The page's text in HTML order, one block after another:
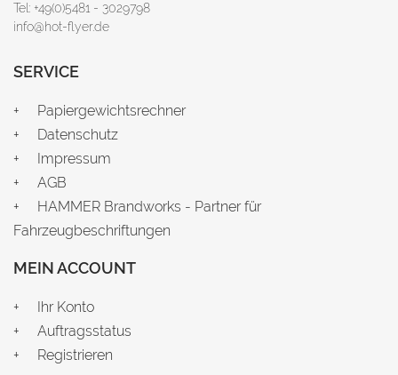
Tel: +49(0)5481 - 3029798
info@hot-flyer.de
SERVICE
Papiergewichtsrechner
Datenschutz
Impressum
AGB
HAMMER Brandworks - Partner für
Fahrzeugbeschriftungen
MEIN ACCOUNT
Ihr Konto
Auftragsstatus
Registrieren